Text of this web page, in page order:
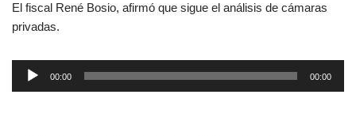
El fiscal René Bosio, afirmó que sigue el análisis de cámaras
privadas.
00:00 00:00